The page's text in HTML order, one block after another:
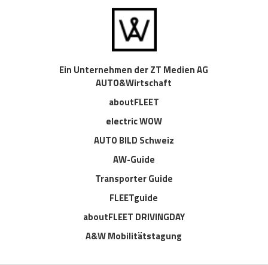
Ein Unternehmen der ZT Medien AG
AUTO&Wirtschaft
aboutFLEET
electric WOW
AUTO BILD Schweiz
AW-Guide
Transporter Guide
FLEETguide
aboutFLEET DRIVINGDAY
A&W Mobilitätstagung